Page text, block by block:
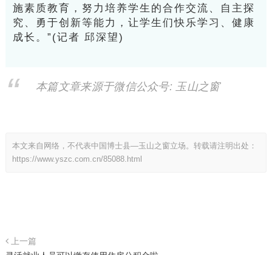
施素质教育，努力培养学生的合作交流、自主探
究、勇于创新等能力，让学生们快乐学习、健康
成长。”(记者 邱深望)
本篇文章来源于微信公众号: 玉山之窗
本文来自网络，不代表中国博士县—玉山之窗立场。转载请注明出处：
https://www.yszc.com.cn/85088.html
上一篇